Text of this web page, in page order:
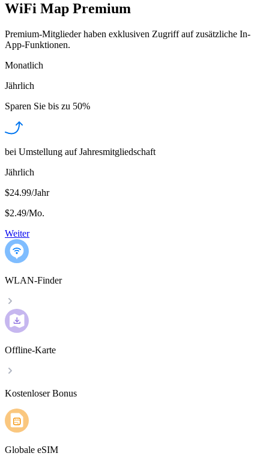
WiFi Map Premium
Premium-Mitglieder haben exklusiven Zugriff auf zusätzliche In-
App-Funktionen.
Monatlich
Jährlich
Sparen Sie bis zu 50%
bei Umstellung auf Jahresmitgliedschaft
Jährlich
$24.99/Jahr
$2.49/Mo.
Weiter
WLAN-Finder
Offline-Karte
Kostenloser Bonus
Globale eSIM